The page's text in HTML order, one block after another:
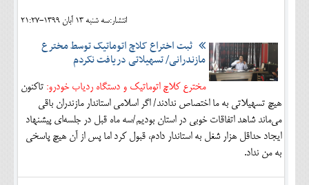
انتشار:سه شنبه 13 آبان 1399-21:27
ثبت اختراع کلاچ اتوماتیک توسط مخترع
مازندرانی/ تسهیلاتی دریافت نکردم
مخترع کلاچ اتوماتیک و دستگاه ردیاب خودرو: تاکنون
هیچ تسهیلاتی به ما اختصاص ندادند/ اگر اسلامی استاندار مازندران باقی
می‌ماند شاهد اتفاقات خوبی در استان بودیم/سه ماه قبل در جلسه‌ای پیشنهاد
ایجاد حداقل هزار شغل به استاندار دادم، قبول کرد اما پس از آن هیچ پاسخی
به من نداد.